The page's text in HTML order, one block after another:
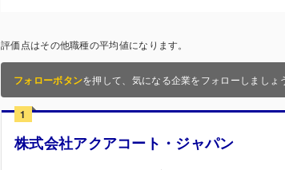
評価点はその他職種の平均値になります。
フォローボタンを押して、気になる企業をフォローしましょ
1
株式会社アクアコート・ジャパン